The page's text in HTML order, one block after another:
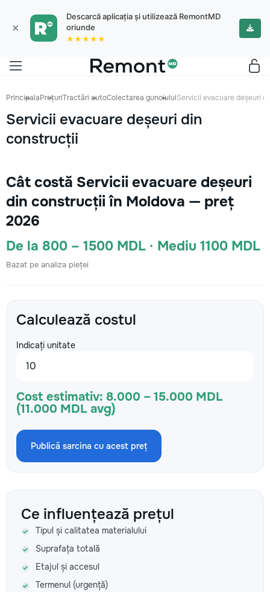
×
Descarcă aplicația și utilizează RemontMD
oriunde
★★★★★
PrincipalaPrețuriTractări autoColectarea gunoiuluiServicii evacuare deșeuri
Servicii evacuare deșeuri din
construcții
Cât costă Servicii evacuare deșeuri
din construcții în Moldova — preț
2026
De la 800 – 1500 MDL · Mediu 1100 MDL
Bazat pe analiza pieței
Calculează costul
Indicați unitate
Cost estimativ: 8.000 – 15.000 MDL
(11.000 MDL avg)
Publică sarcina cu acest preț
Ce influențează prețul
Tipul și calitatea materialului
Suprafața totală
Etajul și accesul
Termenul (urgență)